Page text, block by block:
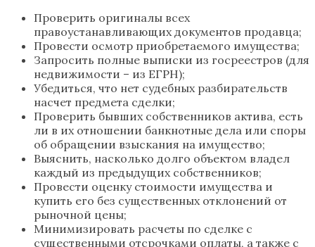
Проверить оригиналы всех
правоустанавливающих документов продавца;
Провести осмотр приобретаемого имущества;
Запросить полные выписки из госреестров (для
недвижимости – из ЕГРН);
Убедиться, что нет судебных разбирательств
насчет предмета сделки;
Проверить бывших собственников актива, есть
ли в их отношении банкнотные дела или споры
об обращении взыскания на имущество;
Выяснить, насколько долго объектом владел
каждый из предыдущих собственников;
Провести оценку стоимости имущества и
купить его без существенных отклонений от
рыночной цены;
Минимизировать расчеты по сделке с
существенными отсрочками оплаты, а также с